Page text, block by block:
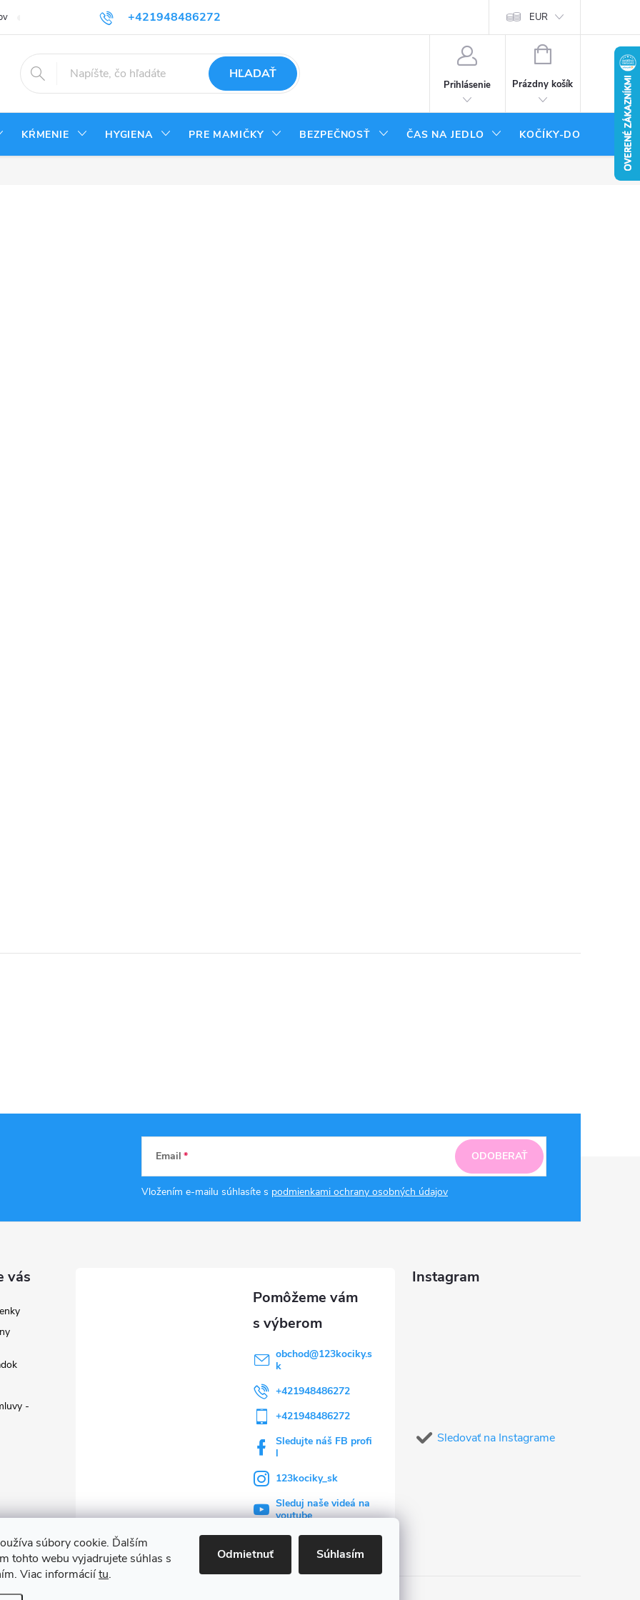
súbory cookie. Ďalším
tohto webu vyjadrujete súhlas s
Viac informáciítu.
Odmietnuť Súhlasím
+421948486272
Reklamačný poriadok Kontakty Odstúpenie od zmluvy - vrátenie tovaru EUR
HĽADAŤ
Prihlásenie
NÁKUPNÝ
Prázdny košík
KŔMENIE HYGIENA PRE MAMIČKY BEZPEČNOSŤ ČAS NA JEDLO KOČÍKY-DOPLNKY
Email
Vložením e-mailu súhlasíte s podmienkami ochrany osobných údajov
ODOBERAŤ
vás
-
obchod@123kociky.s
k
+421948486272
+421948486272
Sledujte náš FB profi
l
123kociky_sk
Sleduj naše videá na
youtube
Instagram
Sledovať na Instagrame